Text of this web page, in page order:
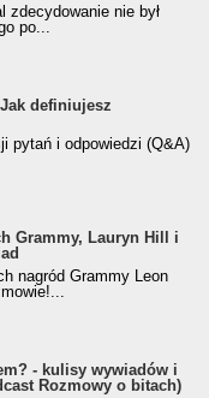
zdecydowanie nie był
po...
definiujesz
pytań i odpowiedzi (Q&A)
Grammy, Lauryn Hill i
nagród Grammy Leon
- kulisy wywiadów i
Rozmowy o bitach)